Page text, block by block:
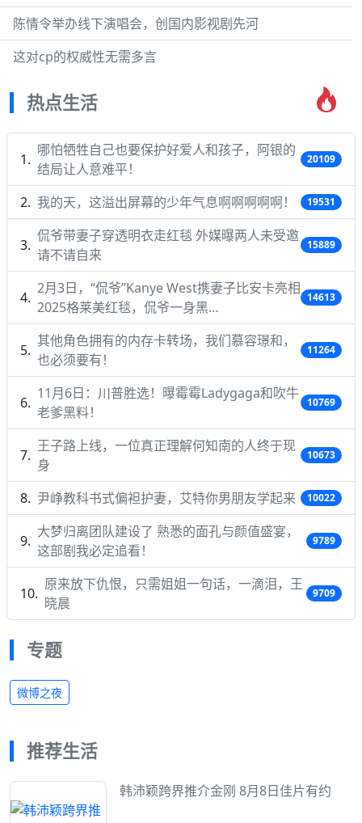
陈情令举办线下演唱会，创国内影视剧先河
这对cp的权威性无需多言
热点生活
哪怕牺牲自己也要保护好爱人和孩子，阿银的
结局让人意难平！
20109
我的天，这溢出屏幕的少年气息啊啊啊啊啊！ 19531
侃爷带妻子穿透明衣走红毯 外媒曝两人未受邀
请不请自来
15889
2月3日，“侃爷”Kanye West携妻子比安卡亮相
2025格莱美红毯，侃爷一身黑…
14613
其他角色拥有的内存卡转场，我们慕容璟和，
也必须要有！
11264
11月6日：川普胜选！曝霉霉Ladygaga和吹牛
老爹黑料！
10769
王子路上线，一位真正理解何知南的人终于现
身
10673
尹峥教科书式偏袒护妻，艾特你男朋友学起来 10022
大梦归离团队建设了 熟悉的面孔与颜值盛宴，
这部剧我必定追看！
9789
原来放下仇恨，只需姐姐一句话，一滴泪，王
晓晨
9709
专题
微博之夜
推荐生活
韩沛颖跨界推介金刚 8月8日佳片有约